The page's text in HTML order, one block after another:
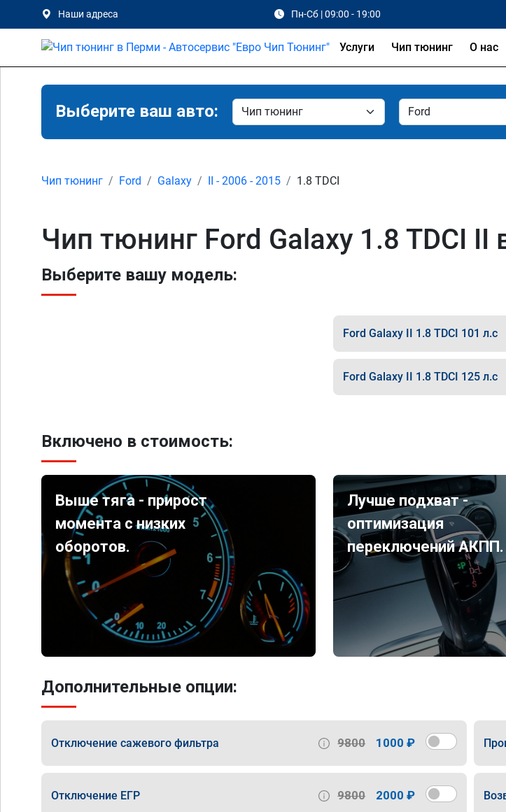
Наши адреса Пн-Сб | 09:00 - 19:00
Услуги Чип тюнинг О нас
Выберите ваш авто:
Чип тюнинг Ford Galaxy II - 2006 - 2015 1.8 TDCI
Чип тюнинг Ford Galaxy 1.8 TDCI II
Выберите вашу модель:
Ford Galaxy II 1.8 TDCI 101 л.с
Ford Galaxy II 1.8 TDCI 125 л.с
Включено в стоимость:
Выше тяга - прирост
момента с низких
оборотов.
Лучше подхват -
оптимизация
переключений АКПП.
Дополнительные опции:
Отключение сажевого фильтра 9800 1000 ₽
Отключение ЕГР 9800 2000 ₽